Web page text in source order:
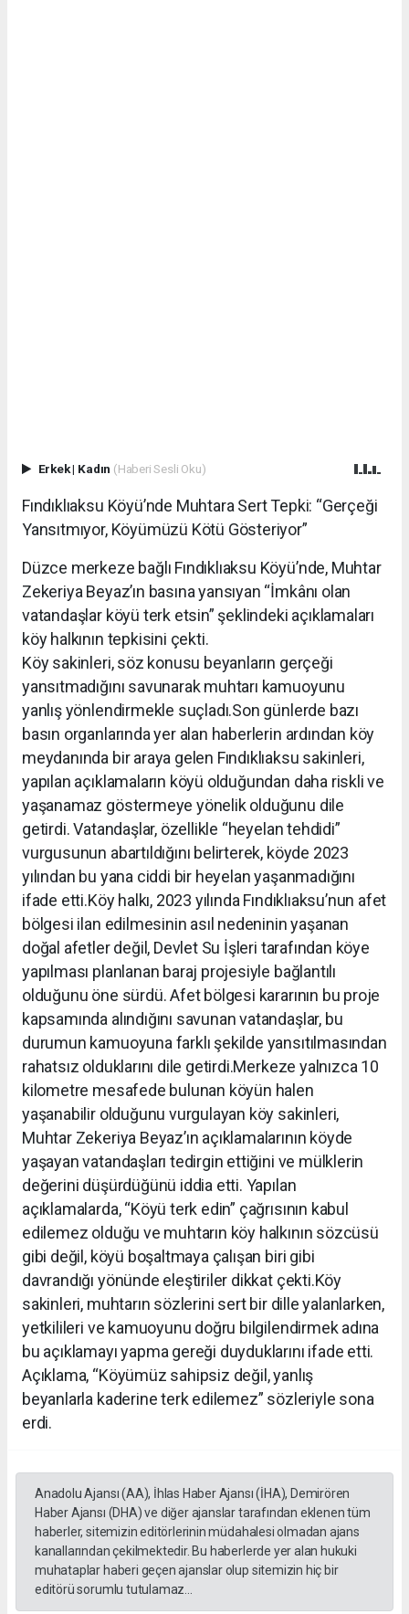
Erkek| Kadın (Haberi Sesli Oku)
Fındıklıaksu Köyü’nde Muhtara Sert Tepki: “Gerçeği
Yansıtmıyor, Köyümüzü Kötü Gösteriyor”
Düzce merkeze bağlı Fındıklıaksu Köyü’nde, Muhtar
Zekeriya Beyaz’ın basına yansıyan “İmkânı olan
vatandaşlar köyü terk etsin” şeklindeki açıklamaları
köy halkının tepkisini çekti.
Köy sakinleri, söz konusu beyanların gerçeği
yansıtmadığını savunarak muhtarı kamuoyunu
yanlış yönlendirmekle suçladı.Son günlerde bazı
basın organlarında yer alan haberlerin ardından köy
meydanında bir araya gelen Fındıklıaksu sakinleri,
yapılan açıklamaların köyü olduğundan daha riskli ve
yaşanamaz göstermeye yönelik olduğunu dile
getirdi. Vatandaşlar, özellikle “heyelan tehdidi”
vurgusunun abartıldığını belirterek, köyde 2023
yılından bu yana ciddi bir heyelan yaşanmadığını
ifade etti.Köy halkı, 2023 yılında Fındıklıaksu’nun afet
bölgesi ilan edilmesinin asıl nedeninin yaşanan
doğal afetler değil, Devlet Su İşleri tarafından köye
yapılması planlanan baraj projesiyle bağlantılı
olduğunu öne sürdü. Afet bölgesi kararının bu proje
kapsamında alındığını savunan vatandaşlar, bu
durumun kamuoyuna farklı şekilde yansıtılmasından
rahatsız olduklarını dile getirdi.Merkeze yalnızca 10
kilometre mesafede bulunan köyün halen
yaşanabilir olduğunu vurgulayan köy sakinleri,
Muhtar Zekeriya Beyaz’ın açıklamalarının köyde
yaşayan vatandaşları tedirgin ettiğini ve mülklerin
değerini düşürdüğünü iddia etti. Yapılan
açıklamalarda, “Köyü terk edin” çağrısının kabul
edilemez olduğu ve muhtarın köy halkının sözcüsü
gibi değil, köyü boşaltmaya çalışan biri gibi
davrandığı yönünde eleştiriler dikkat çekti.Köy
sakinleri, muhtarın sözlerini sert bir dille yalanlarken,
yetkilileri ve kamuoyunu doğru bilgilendirmek adına
bu açıklamayı yapma gereği duyduklarını ifade etti.
Açıklama, “Köyümüz sahipsiz değil, yanlış
beyanlarla kaderine terk edilemez” sözleriyle sona
erdi.
Anadolu Ajansı (AA), İhlas Haber Ajansı (İHA), Demirören
Haber Ajansı (DHA) ve diğer ajanslar tarafından eklenen tüm
haberler, sitemizin editörlerinin müdahalesi olmadan ajans
kanallarından çekilmektedir. Bu haberlerde yer alan hukuki
muhataplar haberi geçen ajanslar olup sitemizin hiç bir
editörü sorumlu tutulamaz...